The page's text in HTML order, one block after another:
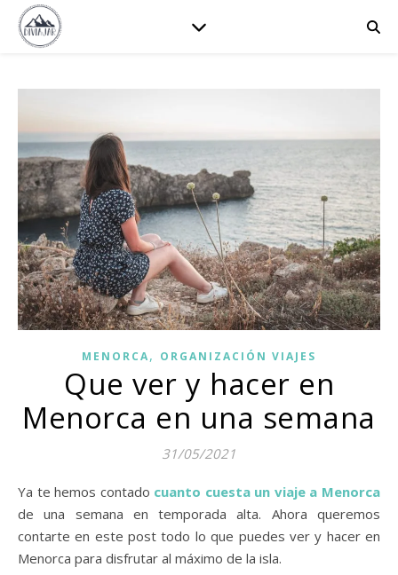
MENORCA, ORGANIZACIÓN VIAJES
Que ver y hacer en
Menorca en una semana
31/05/2021
Ya te hemos contado cuanto cuesta un viaje a Menorca
de una semana en temporada alta. Ahora queremos
contarte en este post todo lo que puedes ver y hacer en
Menorca para disfrutar al máximo de la isla.